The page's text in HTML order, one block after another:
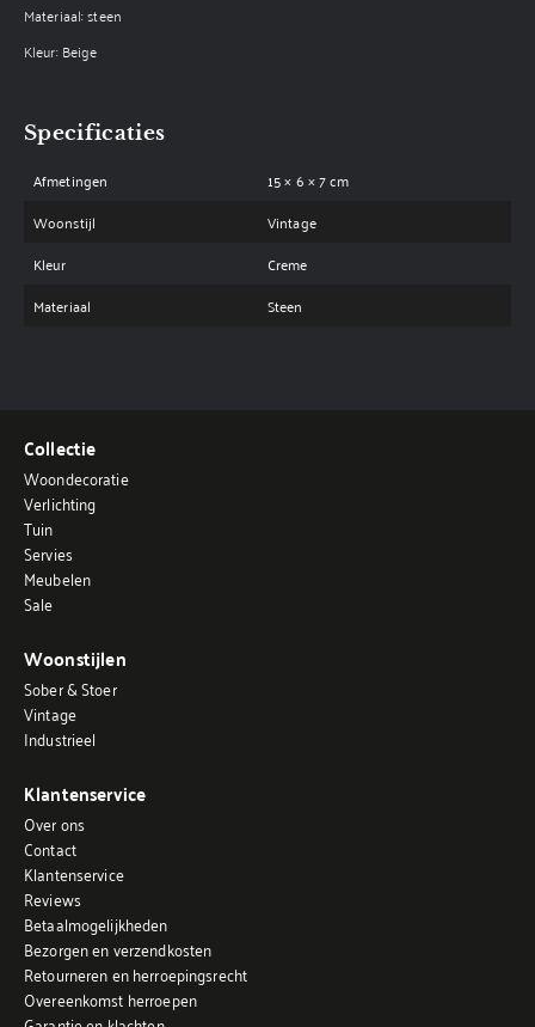
Materiaal: steen
Kleur: Beige
Specificaties
Afmetingen
15 × 6 × 7 cm
Woonstijl
Vintage
Kleur
Creme
Materiaal
Steen
Collectie
Woondecoratie
Verlichting
Tuin
Servies
Meubelen
Sale
Woonstijlen
Sober & Stoer
Vintage
Industrieel
Klantenservice
Over ons
Contact
Klantenservice
Reviews
Betaalmogelijkheden
Bezorgen en verzendkosten
Retourneren en herroepingsrecht
Overeenkomst herroepen